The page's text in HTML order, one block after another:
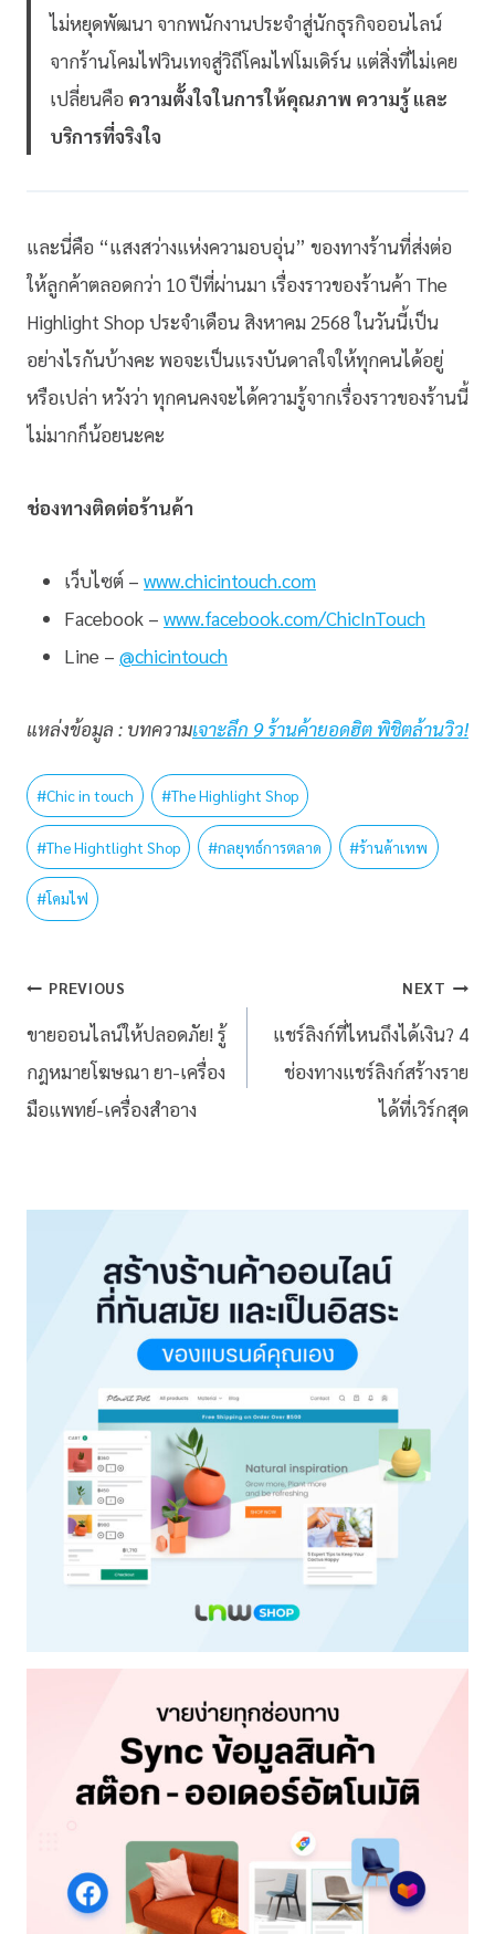
ไม่หยุดพัฒนา จากพนักงานประจำสู่นักธุรกิจออนไลน์
จากร้านโคมไฟวินเทจสู่วิถีโคมไฟโมเดิร์น แต่สิ่งที่ไม่เคย
เปลี่ยนคือ ความตั้งใจในการให้คุณภาพ ความรู้ และ
บริการที่จริงใจ
และนี่คือ “แสงสว่างแห่งความอบอุ่น” ของทางร้านที่ส่งต่อ
ให้ลูกค้าตลอดกว่า 10 ปีที่ผ่านมา เรื่องราวของร้านค้า The
Highlight Shop ประจำเดือน สิงหาคม 2568 ในวันนี้เป็น
อย่างไรกันบ้างคะ พอจะเป็นแรงบันดาลใจให้ทุกคนได้อยู่
หรือเปล่า หวังว่า ทุกคนคงจะได้ความรู้จากเรื่องราวของร้านนี้
ไม่มากก็น้อยนะคะ
ช่องทางติดต่อร้านค้า
เว็บไซต์ – www.chicintouch.com
Facebook – www.facebook.com/ChicInTouch
Line – @chicintouch
แหล่งข้อมูล : บทความเจาะลึก 9 ร้านค้ายอดฮิต พิชิตล้านวิว!
#Chic in touch #The Highlight Shop
#The Hightlight Shop #กลยุทธ์การตลาด #ร้านค้าเทพ
#โคมไฟ
PREVIOUS
ขายออนไลน์ให้ปลอดภัย! รู้
กฎหมายโฆษณา ยา-เครื่อง
มือแพทย์-เครื่องสำอาง
NEXT
แชร์ลิงก์ที่ไหนถึงได้เงิน? 4
ช่องทางแชร์ลิงก์สร้างราย
ได้ที่เวิร์กสุด